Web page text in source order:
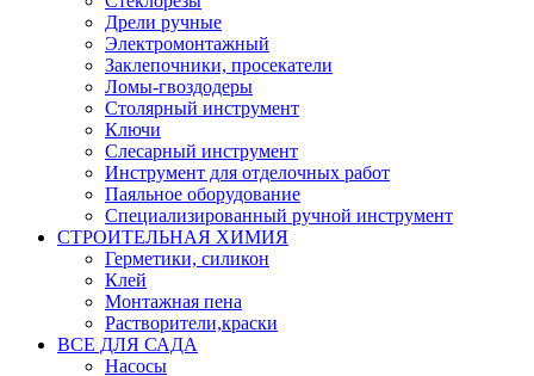
Дрели ручные
Электромонтажный
Заклепочники, просекатели
Ломы-гвоздодеры
Столярный инструмент
Ключи
Слесарный инструмент
Инструмент для отделочных работ
Паяльное оборудование
Специализированный ручной инструмент
СТРОИТЕЛЬНАЯ ХИМИЯ
Герметики, силикон
Клей
Монтажная пена
Растворители,краски
ВСЕ ДЛЯ САДА
Насосы